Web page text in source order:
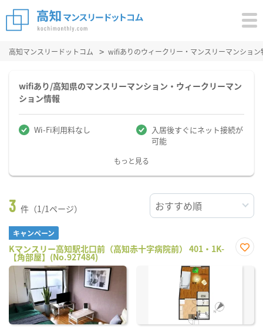
高知マンスリードットコム wifiありのウィークリー・マンスリーマンション
wifiあり/高知県のマンスリーマンション・ウィークリーマン
ション情報
Wi-Fi利用料なし
入居後すぐにネット接続が
可能
もっと見る
3 件（1/1ページ）
キャンペーン
Kマンスリー高知駅北口前（高知赤十字病院前） 401・1K-
【角部屋】(No.927484)
に入